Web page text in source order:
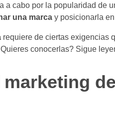
a cabo por la popularidad de
una marca y posicionarla
requiere de ciertas exigencias
conocerlas? Sigue
de